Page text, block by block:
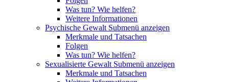
Was tun? Wie helfen?
Weitere Informationen
Psychische Gewalt Submenü anzeigen
Merkmale und Tatsachen
Folgen
Was tun? Wie helfen?
Sexualisierte Gewalt Submenü anzeigen
Merkmale und Tatsachen